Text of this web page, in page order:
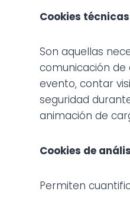
Cookies
Son aquellas
comunicación de
evento, contar
seguridad
animación de
Cookies de
Permiten